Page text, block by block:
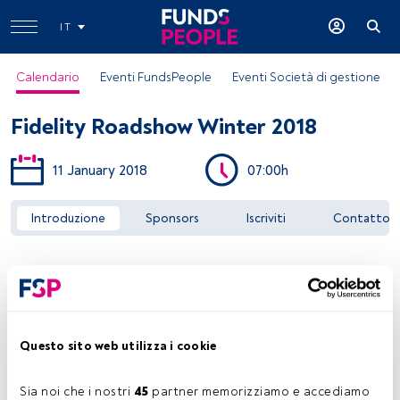
Questo sito web utilizza i cookie
Sia noi che i nostri 45 partner memorizziamo e accediamo
IT
Calendario Eventi FundsPeople Eventi Società di gestione
Accedere a FundsPeople
Fidelity Roadshow Winter 2018
11 January 2018 07:00h
Introduzione Sponsors Iscriviti Contatto